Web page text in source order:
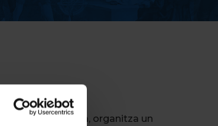
i Diplomàtica, organitza un